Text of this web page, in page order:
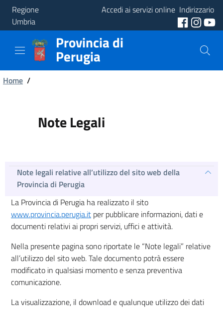
Regione
Umbria
Accedi ai servizi online Indirizzario
Provincia
Aree
Tematiche
Provincia di
Perugia
Briciole
Home /
Note Legali
Note legali relative all’utilizzo del sito web della
Provincia di Perugia
La Provincia di Perugia ha realizzato il sito
www.provincia.perugia.it per pubblicare informazioni, dati e
documenti relativi ai propri servizi, uffici e attività.
Nella presente pagina sono riportate le “Note legali” relative
all’utilizzo del sito web. Tale documento potrà essere
modificato in qualsiasi momento e senza preventiva
comunicazione.
La visualizzazione, il download e qualunque utilizzo dei dati